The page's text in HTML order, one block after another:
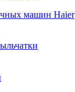
машин Haier